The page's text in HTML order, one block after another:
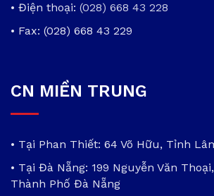
• Điện thoại: (028) 668 43 228
• Fax: (028) 668 43 229
CN MIỀN TRUNG
• Tại Phan Thiết: 64 Võ Hữu, Tỉnh
• Tại Đà Nẵng: 199 Nguyễn Văn
Thành Phố Đà Nẵng